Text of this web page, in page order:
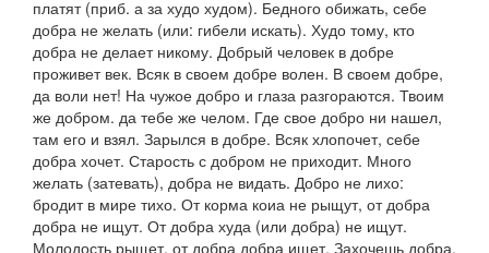
платят(приб. а за худо худом). Бедного обижать, себе
добра не желать (или: гибели искать). Худо тому, кто
добра не делает никому. Добрый человек в добре
проживет век. Всяк в своем добре волен. В своем добре,
да воли нет! На чужое добро и глаза разгораются. Твоим
же добром. да тебе же челом. Где свое добро ни нашел,
там его и взял. Зарылся в добре. Всяк хлопочет, себе
добра хочет. Старость с добром не приходит. Много
желать (затевать), добра не видать. Добро не лихо:
бродит в мире тихо. От корма коиа не рыщут, от добра
добра не ищут. От добра худа (или добра) не ищут.
Молодость рыщет, от добра добра ищет. Захочешь добра,